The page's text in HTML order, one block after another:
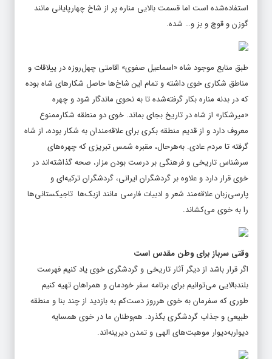
استفاده‌شده است اما قسمت بالایی مناره پر از شاخ چهارپایانی مانند
گوزن و قوچ و بز و… شده.
طبق منابع موجود شاه «اسماعیل صفوی» اقامتی چهل‌روزه در ییلاقات و
مناطق شکاری خوی داشته و تمام این شاخ‌ها حاصل شکارهای شاه بوده
که در بدنه مناره بکار گرفته‌شده تا به نحوی ماندگار شود و چهره
«میرشکار» از شاه در تاریخ بجای بماند. خوی دو منطقه شکارممنوع
معروف دارد و از قدیم منطقه بکری برای علاقه‌مندان به شکار بوده، از شاه
گرفته تا مردم عادی. به‌هرحال، مقبره شمس تبریزی که چهره‌های
سرشناس تاریخی و فرهنگی بر درست بودن مزار، صحه گذاشته‌اند در
خوی قرار دارد و علاوه بر گردشگران ایرانی، گردشگران ترکیه‌ای و
پارسی‌زبان علاقه‌مند شعر و ادبیات فارسی مانند ازبک‌ها تاجیکستانی‌ها
را به خوی می‌کشاند.
وقتی سرباز برای وطن مقدس است
اگر قرار باشد از دیگر آثار تاریخی و گردشگری خوی یاد کنیم فهرست
بلندبالایی می‌توانیم برای برنامه سفر خودمان و همراهان تهیه کنیم
طوری که سفرمان به خوی هرروز دست‌کم به بازدید از چند بنا و منطقه
طبیعی و جذاب گردشگری بگذرد. هم‌وطنان ما در خوی همسایه
دیواربه‌دیوار موهبت‌های الهی و تمدن دیرینه‌اند.